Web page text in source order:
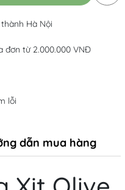
Hà Nội
đơn từ 2.000.000 VNĐ
lỗi
dẫn mua hàng